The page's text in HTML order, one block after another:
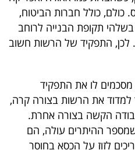
כולם, כולל חברות הביטוח,
תקופת הבנייה לרוחב
לכן, התפקיד של הרשות חשוב
מסכמים לו את התפקיד
את הרשות בצורה קרה,
הקשה בצורה אחרת.
ההיתרים עולה, הם
לזוז על הכסא בחוסר